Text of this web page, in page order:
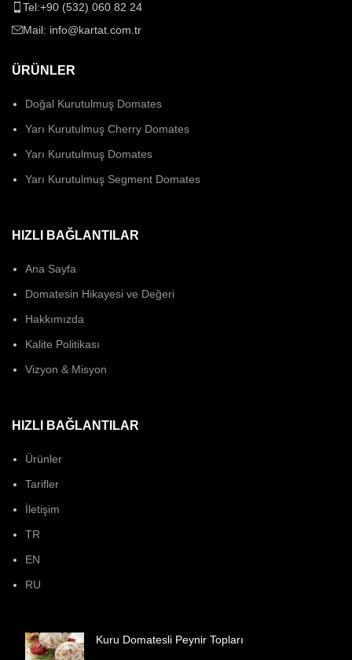
Tel:+90 (532) 060 82 24
Mail: info@kartat.com.tr
ÜRÜNLER
Doğal Kurutulmuş Domates
Yarı Kurutulmuş Cherry Domates
Yarı Kurutulmuş Domates
Yarı Kurutulmuş Segment Domates
HIZLI BAĞLANTILAR
Ana Sayfa
Domatesin Hikayesi ve Değeri
Hakkımızda
Kalite Politikası
Vizyon & Misyon
HIZLI BAĞLANTILAR
Ürünler
Tarifler
İletişim
TR
EN
RU
Kuru Domatesli Peynir Topları